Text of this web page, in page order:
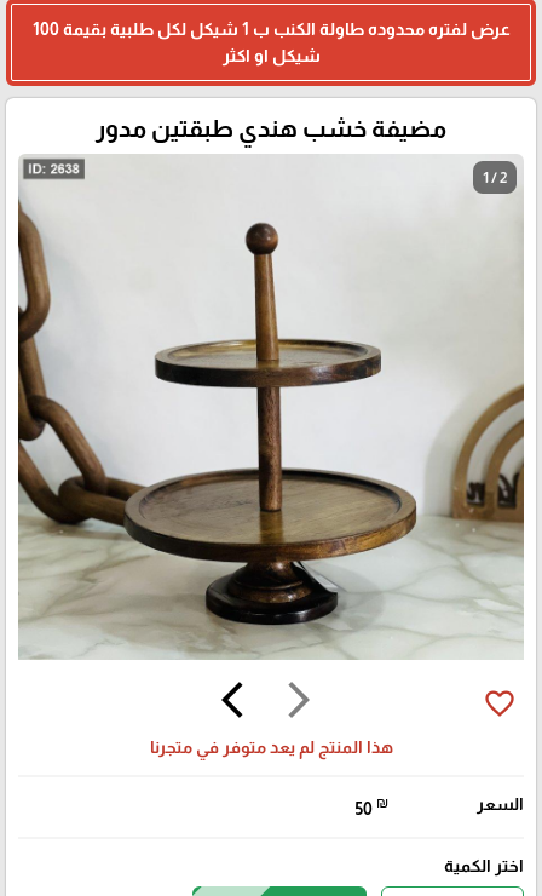
عرض لفتره محدوده طاولة الكنب ب 1 شيكل لكل طلبية بقيمة 100
شيكل او اكثر
مضيفة خشب هندي طبقتين مدور
1 / 2
arrow_forward_ios
arrow_back_ios favorite_border
هذا المنتج لم يعد متوفر في متجرنا
السعر 50 ₪
اختر الكمية